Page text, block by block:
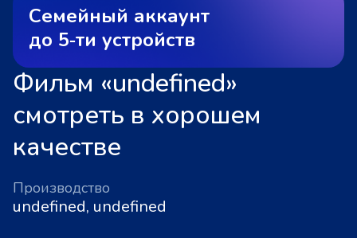
Семейный аккаунт
до 5‑ти устройств
Фильм «undefined»
смотреть в хорошем
качестве
Производство
undefined, undefined